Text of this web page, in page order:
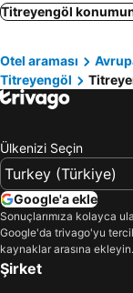
Riolavitas Resort &
Throne Beach
Barut Hemera - Ultra
Sayanora Hotel
Glamour Resort &
Club Hotel Turan
Seaden Corolla
MONACHUS FAMILY
Merve Sun Hotel &
Side Breeze Hotel
Titreyengöl
Otel araması
Titreyengöl
Ülkenizi Seçin
Google'a ekle
Sonuçlarımıza kolayca
Google'da trivago'yu
kaynaklar arasına ekleyin.
Şirket